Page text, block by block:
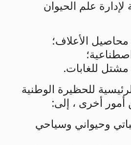
لإدارة علم الحيوان
الأعلاف؛
مشتل للغابات.
للحظيرة الوطنية
أمور أخرى ، إلى:
وحيواني وسياحي